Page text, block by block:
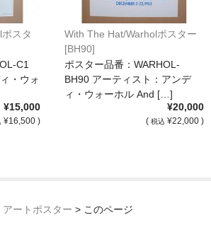
スタ
C1
・ウォ
¥15,000
¥16,500 )
With The Hat/Warholポスター
[BH90]
ポスター品番：WARHOL-
BH90 アーティスト：アンデ
ィ・ウォーホル And […]
¥20,000
( 税込 ¥22,000 )
アートポスター > このページ